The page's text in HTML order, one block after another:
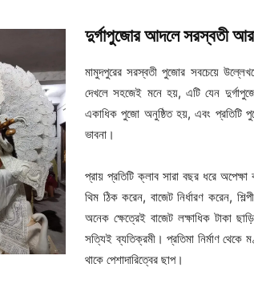
দুর্গাপুজোর আদলে সরস্বতী
মামুদপুরের সরস্বতী পুজোর সবচেয়ে
দেখলে সহজেই মনে হয়, এটি যেন
একাধিক পুজো অনুষ্ঠিত হয়, এবং প্রতিটি
ভাবনা।
প্রায় প্রতিটি ক্লাব সারা বছর ধরে
থিম ঠিক করেন, বাজেট নির্ধারণ করেন,
অনেক ক্ষেত্রেই বাজেট লক্ষাধিক টাকা
সত্যিই ব্যতিক্রমী। প্রতিমা নির্মাণ
থাকে পেশাদারিত্বের ছাপ।